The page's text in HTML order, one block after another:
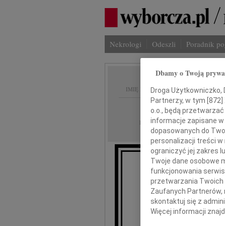
Nekrologi Odeszli Poradnik
IMIĘ I NAZWISKO:
REGION: Gdańsk
DATA EMISJI: 18.03.2011
Dbamy o Twoją
Droga Użytkowniczko,
Partnerzy, w tym [872]
o.o., będą
informacje zapisane
dopasowanych do
personalizacji treści w
ograniczyć jej zakres
Twoje dane osobowe
funkcjonowania
przetwarzania Twoich
Zaufanych Partnerów,
skontaktuj się z
Więcej informacji